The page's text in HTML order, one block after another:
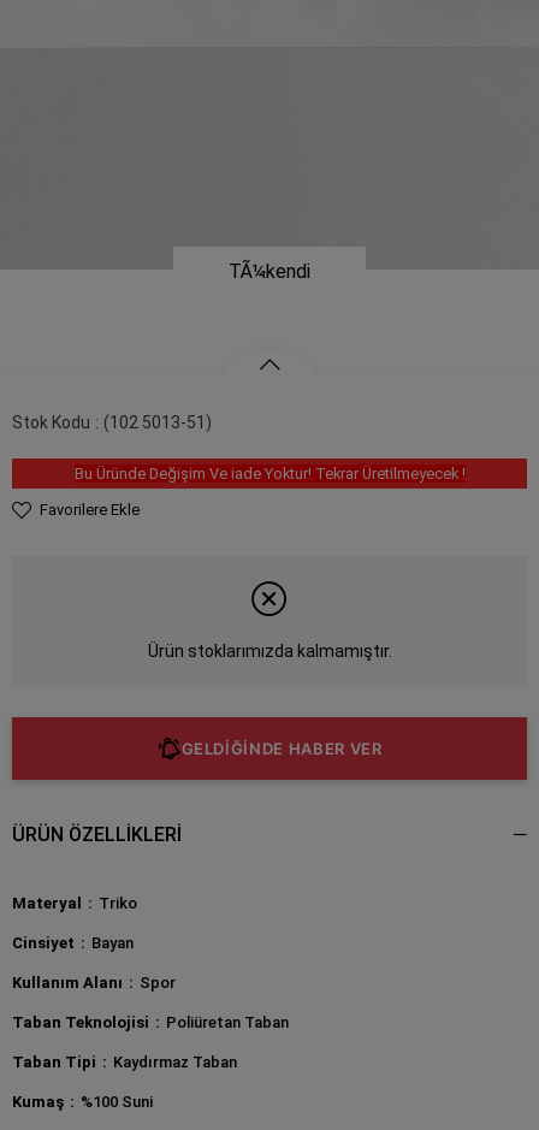
Stok Kodu (102 5013-51)
Bu Üründe Değişim Ve iade Yoktur! Tekrar Üretilmeyecek !
Favorilere Ekle
Ürün stoklarımızda kalmamıştır.
GELDİĞİNDE HABER VER
ÜRÜN ÖZELLIKLERI
Materyal Triko
Cinsiyet Bayan
Kullanım Alanı Spor
Taban Teknolojisi Poliüretan Taban
Taban Tipi Kaydırmaz Taban
Kumaş %100 Suni